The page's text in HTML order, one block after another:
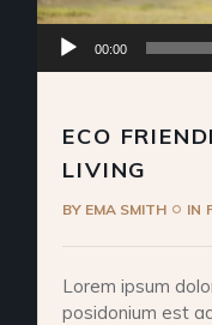
Audio
Player
00:00
ECO
LIVING
BY EMA SMITH IN
Lorem ipsum
posidonium est